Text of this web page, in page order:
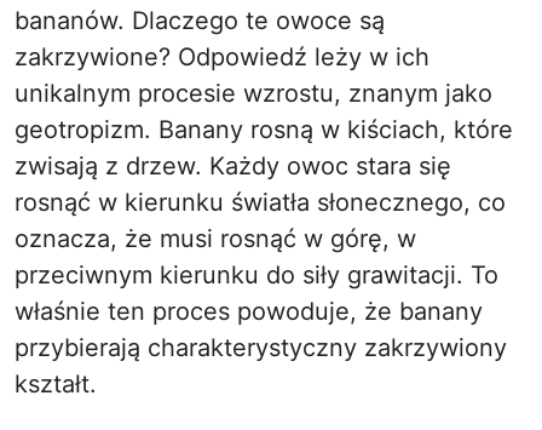
bananów. Dlaczego te owoce są
zakrzywione? Odpowiedź leży w ich
unikalnym procesie wzrostu, znanym jako
geotropizm. Banany rosną w kiściach, które
zwisają z drzew. Każdy owoc stara się
rosnąć w kierunku światła słonecznego, co
oznacza, że musi rosnąć w górę, w
przeciwnym kierunku do siły grawitacji. To
właśnie ten proces powoduje, że banany
przybierają charakterystyczny zakrzywiony
kształt.